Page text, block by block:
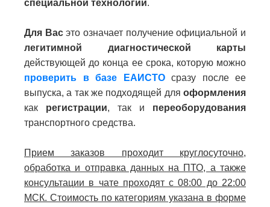
специальной технологии.
Для Васэто означает получение официальной и
легитимной диагностической карты
действующей до конца ее срока, которую можно
проверить в базе ЕАИСТОсразу после ее
выпуска, а так же подходящей для оформления
как регистрации, так и переоборудования
транспортного средства.
Прием заказов проходит круглосуточно,
обработка и отправка данных на ПТО, а также
консультации в чате проходят с 08:00 до 22:00
МСК. Стоимость по категориям указана в форме